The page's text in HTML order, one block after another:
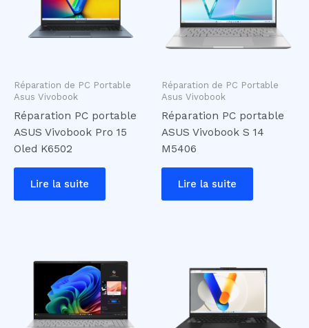
Réparation de PC Portable
Asus Vivobook
Réparation PC portable
ASUS Vivobook Pro 15
Oled K6502
Lire la suite
Réparation de PC Portable
Asus Vivobook
Réparation PC portable
ASUS Vivobook S 14
M5406
Lire la suite